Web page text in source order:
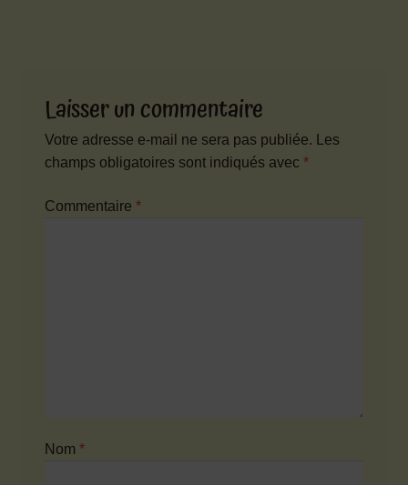
Laisser un commentaire
Votre adresse e-mail ne sera pas publiée. Les
champs obligatoires sont indiqués avec *
Commentaire *
Nom *